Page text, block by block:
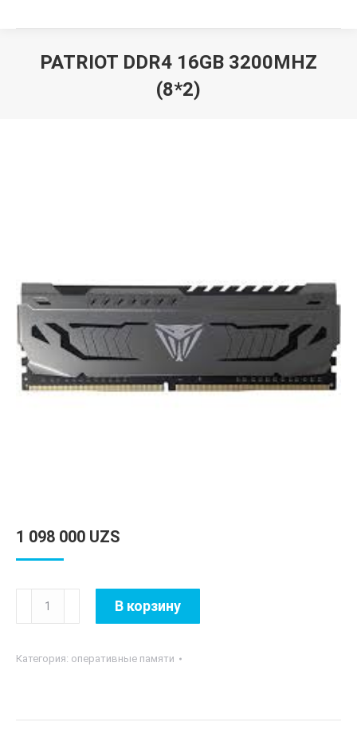
PATRIOT DDR4 16GB 3200MHZ
(8*2)
1 098 000 UZS
Количество
товара
DDR4
В корзину
Категория: оперативные памяти